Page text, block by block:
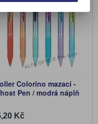
Colorino mazací -
Pen / modrá náplň
Kč